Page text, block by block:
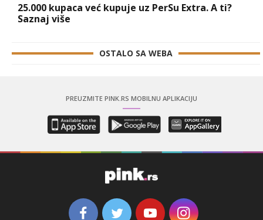
25.000 kupaca već kupuje uz PerSu Extra. A ti?
Saznaj više
OSTALO SA WEBA
PREUZMITE PINK.RS MOBILNU APLIKACIJU